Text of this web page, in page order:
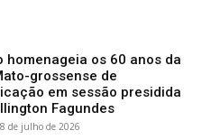
homenageia os 60 anos da
grossense de
em sessão presidida
Fagundes
8 de julho de 2026